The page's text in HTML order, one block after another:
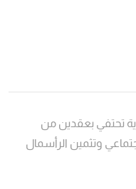
تحتفي بعقدين من
وتثمين الرأسمال